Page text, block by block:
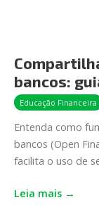
bancos:
Educação Financeira
Entenda como
bancos (Open
facilita o uso de
dados
entre
bancos:
guia
Leia mais →